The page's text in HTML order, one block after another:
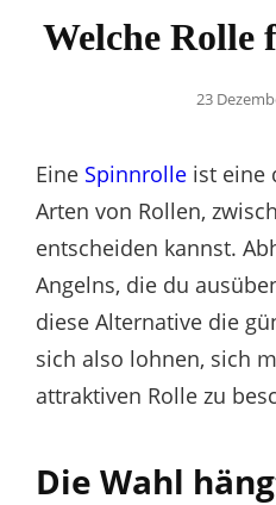
Welche Rolle
Posted
23
Eine Spinnrolle ist eine
Arten von Rollen,
entscheiden kannst.
Angelns, die du
diese Alternative die
sich also lohnen, sich
attraktiven Rolle zu
Die Wahl